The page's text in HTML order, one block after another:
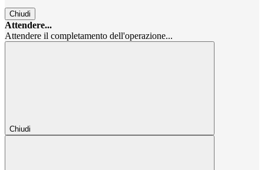
Chiudi
Attendere...
Attendere il completamento dell'operazione...
Chiudi